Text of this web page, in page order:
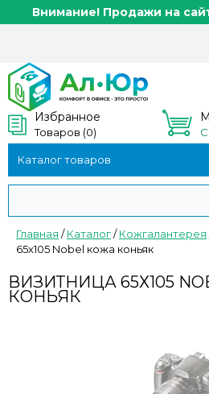
Внимание! Продажи на
Избранное
Товаров (0)
Каталог товаров
Главная /Каталог/Кожгалантерея
65х105 Nobel кожа коньяк
ВИЗИТНИЦА 65Х105
КОНЬЯК